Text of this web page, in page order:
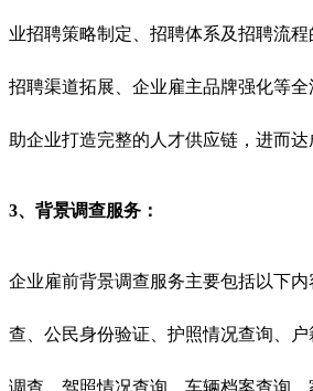
业招聘策略制定、招聘体系及招聘流程
招聘渠道拓展、企业雇主品牌强化等
助企业打造完整的人才供应链，进而达
3、背景调查服务：
企业雇前背景调查服务主要包括以下
查、公民身份验证、护照情况查询、
调查、驾照情况查询、车辆档案查询